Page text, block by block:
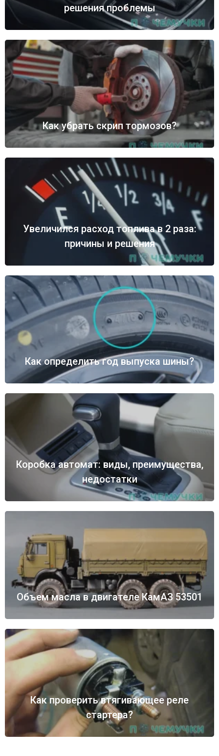
решения проблемы
Как убрать скрип тормозов?
Увеличился расход топлива в 2 раза:
причины и решения
Как определить год выпуска шины?
Коробка автомат: виды, преимущества,
недостатки
Объем масла в двигателе КамАЗ 53501
Как проверить втягивающее реле
стартера?